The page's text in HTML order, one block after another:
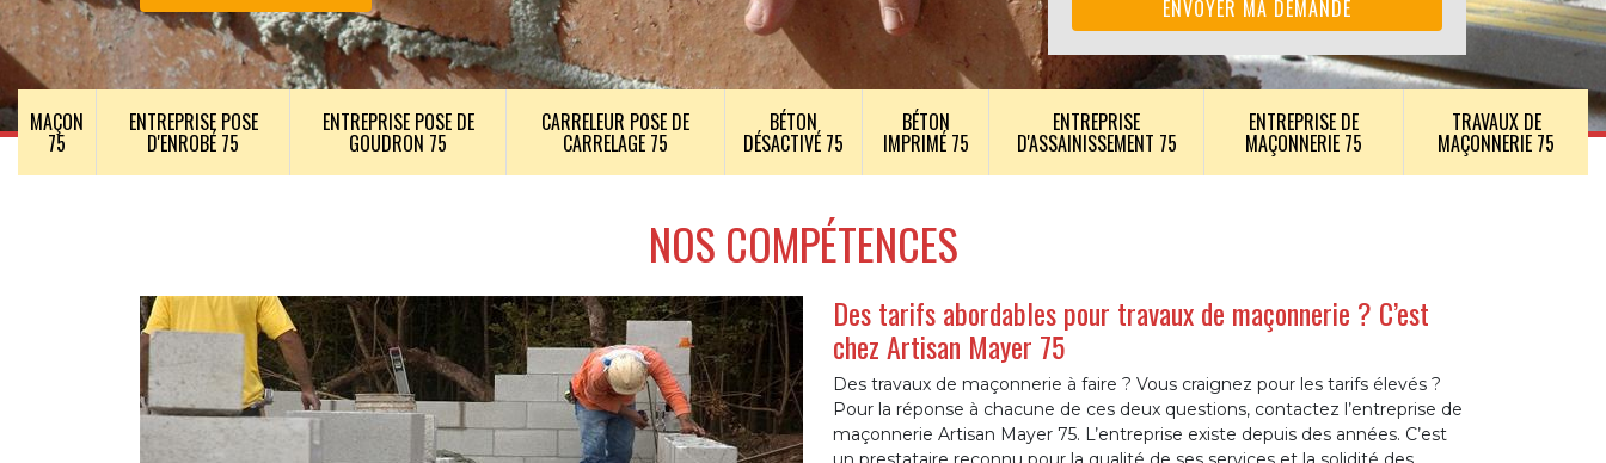
MAÇON
75
ENTREPRISE POSE
D'ENROBÉ 75
ENTREPRISE POSE DE
GOUDRON 75
CARRELEUR POSE DE
CARRELAGE 75
BÉTON
DÉSACTIVÉ 75
BÉTON
IMPRIMÉ 75
ENTREPRISE
D'ASSAINISSEMENT 75
ENTREPRISE DE
MAÇONNERIE 75
TRAVAUX DE
MAÇONNERIE 75
NOS COMPÉTENCES
Des tarifs abordables pour travaux de maçonnerie ? C’est
chez Artisan Mayer 75
Des travaux de maçonnerie à faire ? Vous craignez pour les tarifs élevés ?
Pour la réponse à chacune de ces deux questions, contactez l’entreprise de
maçonnerie Artisan Mayer 75. L’entreprise existe depuis des années. C’est